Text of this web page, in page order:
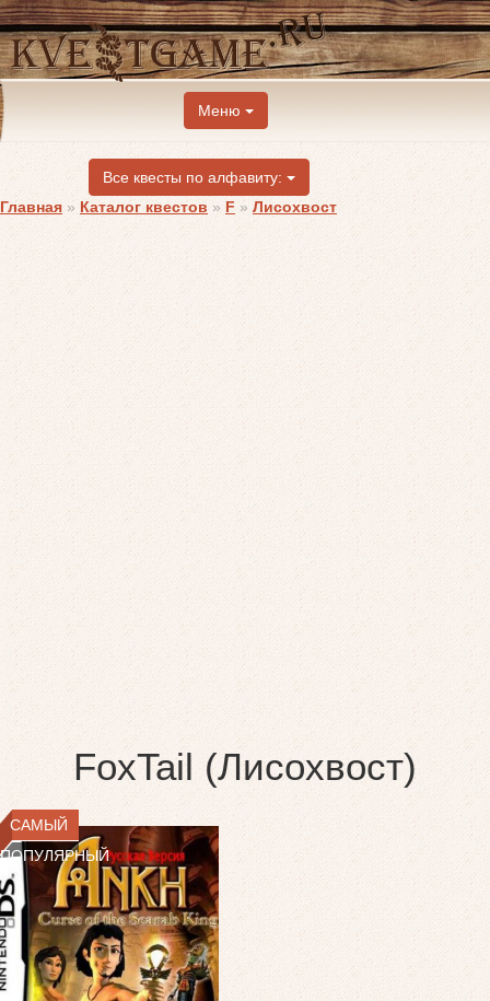
Меню
Все квесты по алфавиту:
Главная » Каталог квестов » F » Лисохвост
FoxTail (Лисохвост)
САМЫЙ
ПОПУЛЯРНЫЙ